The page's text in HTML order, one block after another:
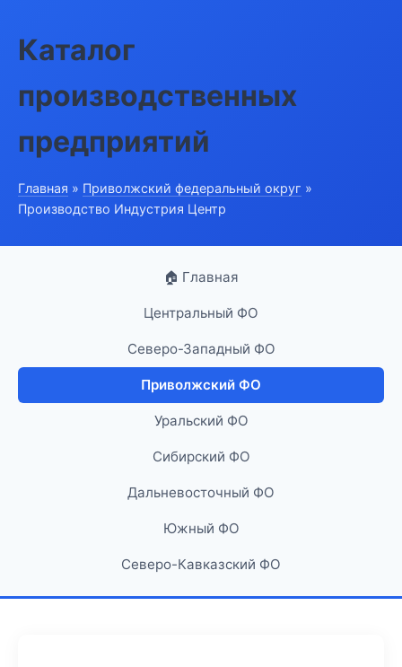
Каталог
производственных
предприятий
Главная » Приволжский федеральный округ »
Производство Индустрия Центр
🏠 Главная
Центральный ФО
Северо-Западный ФО
Приволжский ФО
Уральский ФО
Сибирский ФО
Дальневосточный ФО
Южный ФО
Северо-Кавказский ФО